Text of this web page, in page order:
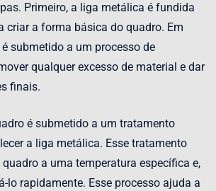
Primeiro, a liga metálica é fundida
criar a forma básica do quadro. Em
submetido a um processo de
qualquer excesso de material e dar
finais.
é submetido a um tratamento
a liga metálica. Esse tratamento
a uma temperatura específica e,
lo rapidamente. Esse processo ajuda a